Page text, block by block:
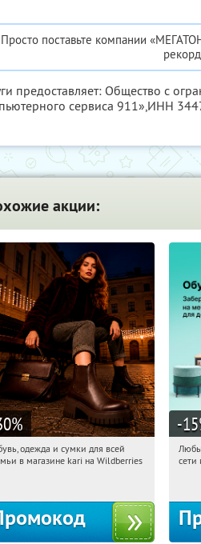
Просто поставьте компании
предоставляет: Общество с
сервиса 911»,ИНН
акции:
%
05:44:20 Получили:
одежда и сумки для всей
в магазине kari на Wildberries
-15
сети